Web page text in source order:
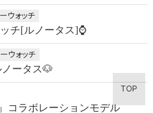
ウォッチ
チ[ルノータス]⌚
ウォッチ
ータス🐶
コラボレーションモデル
TOP